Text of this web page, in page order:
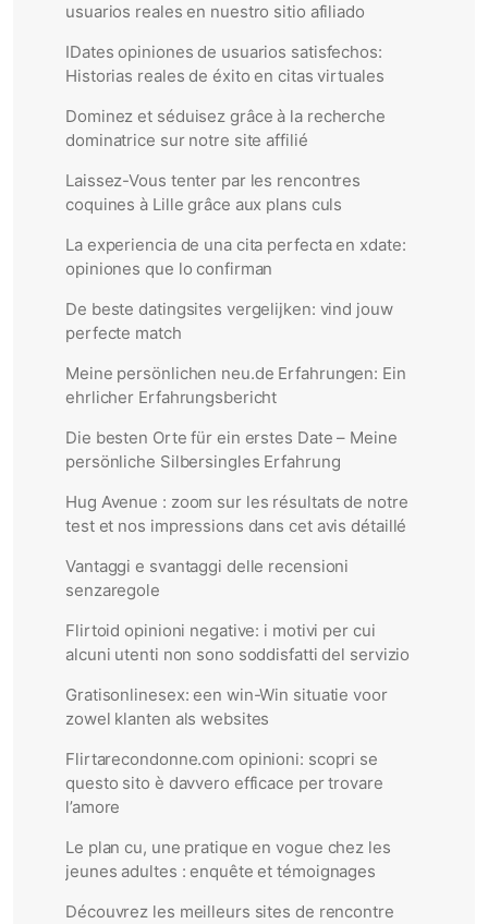
usuarios reales en nuestro sitio afiliado
IDates opiniones de usuarios satisfechos:
Historias reales de éxito en citas virtuales
Dominez et séduisez grâce à la recherche
dominatrice sur notre site affilié
Laissez-Vous tenter par les rencontres
coquines à Lille grâce aux plans culs
La experiencia de una cita perfecta en xdate:
opiniones que lo confirman
De beste datingsites vergelijken: vind jouw
perfecte match
Meine persönlichen neu.de Erfahrungen: Ein
ehrlicher Erfahrungsbericht
Die besten Orte für ein erstes Date – Meine
persönliche Silbersingles Erfahrung
Hug Avenue : zoom sur les résultats de notre
test et nos impressions dans cet avis détaillé
Vantaggi e svantaggi delle recensioni
senzaregole
Flirtoid opinioni negative: i motivi per cui
alcuni utenti non sono soddisfatti del servizio
Gratisonlinesex: een win-Win situatie voor
zowel klanten als websites
Flirtarecondonne.com opinioni: scopri se
questo sito è davvero efficace per trovare
l’amore
Le plan cu, une pratique en vogue chez les
jeunes adultes : enquête et témoignages
Découvrez les meilleurs sites de rencontre